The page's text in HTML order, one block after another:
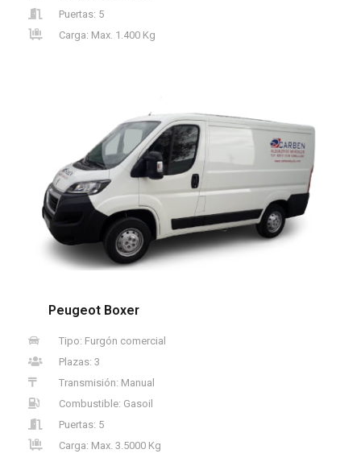
Puertas: 5
Carga: Max. 1.400 Kg
Peugeot Boxer
Tipo: Furgón comercial
Plazas: 3
Transmisión: Manual
Combustible: Gasoil
Puertas: 5
Carga: Max. 3.5000 Kg